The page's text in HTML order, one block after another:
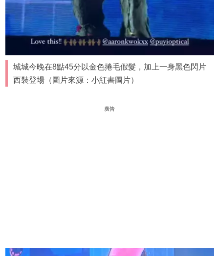
城城今晚在8點45分以金色捲毛假髮，加上一身黑色閃片
西裝登場（圖片來源：小紅書圖片）
廣告